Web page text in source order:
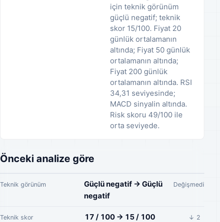
için teknik görünüm
güçlü negatif; teknik
skor 15/100. Fiyat 20
günlük ortalamanın
altında; Fiyat 50 günlük
ortalamanın altında;
Fiyat 200 günlük
ortalamanın altında. RSI
34,31 seviyesinde;
MACD sinyalin altında.
Risk skoru 49/100 ile
orta seviyede.
Önceki analize göre
Teknik görünüm
Güçlü negatif → Güçlü
negatif
Değişmedi
Teknik skor 17 / 100 → 15 / 100 ↓ 2